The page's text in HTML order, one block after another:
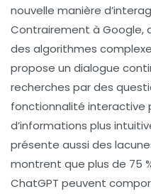
nouvelle manière
Contrairement à Google,
des algorithmes
propose un dialogue
recherches par des
fonctionnalité interactive
d’informations plus
présente aussi des
montrent que plus de 75
ChatGPT peuvent